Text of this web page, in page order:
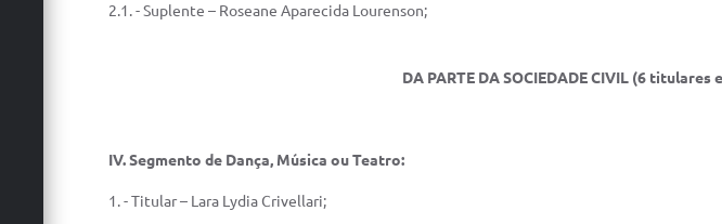
2.1. - Suplente – Roseane Aparecida Lourenson;
DA PARTE DA SOCIEDADE CIVIL (6
IV.Segmento de Dança, Música ou Teatro:
1. - Titular – Lara Lydia Crivellari;